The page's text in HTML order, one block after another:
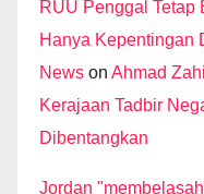
RUU Penggal Tetap
Hanya Kepentingan
News on Ahmad
Kerajaan Tadbir
Dibentangkan
Jordan